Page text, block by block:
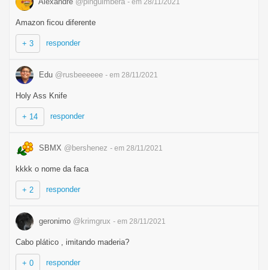
Amazon ficou diferente
+ 3 responder
Edu @rusbeeeeee - em 28/11/2021
Holy Ass Knife
+ 14 responder
SBMX @bershenez - em 28/11/2021
kkkk o nome da faca
+ 2 responder
geronimo @krimgrux - em 28/11/2021
Cabo plático , imitando maderia?
+ 0 responder